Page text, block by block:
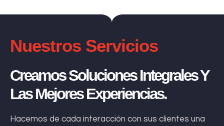
Nuestros Servicios
Creamos Soluciones Integrales Y
Las Mejores Experiencias.
Hacemos de cada interacción con sus clientes una